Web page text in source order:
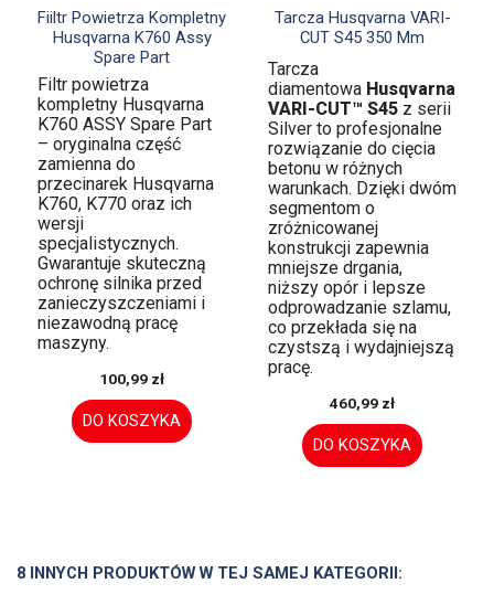
Szybki podgląd
Fiiltr Powietrza Kompletny
Husqvarna K760 Assy
Spare Part
Filtr powietrza
kompletny Husqvarna
K760 ASSY Spare Part
– oryginalna część
zamienna do
przecinarek Husqvarna
K760, K770 oraz ich
wersji
specjalistycznych.
Gwarantuje skuteczną
ochronę silnika przed
zanieczyszczeniami i
niezawodną pracę
maszyny.
100,99 zł
DO KOSZYKA
Szybki podgląd
Tarcza Husqvarna VARI-
CUT S45 350 Mm
Tarcza
diamentowa Husqvarna
VARI-CUT™ S45z serii
Silver to profesjonalne
rozwiązanie do cięcia
betonu w różnych
warunkach. Dzięki dwóm
segmentom o
zróżnicowanej
konstrukcji zapewnia
mniejsze drgania,
niższy opór i lepsze
odprowadzanie szlamu,
co przekłada się na
czystszą i wydajniejszą
pracę.
460,99 zł
DO KOSZYKA
8 INNYCH PRODUKTÓW W TEJ SAMEJ KATEGORII: